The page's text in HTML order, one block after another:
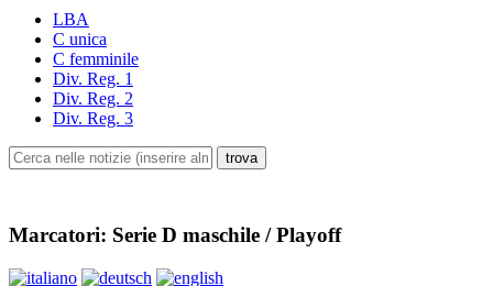
LBA
C unica
C femminile
Div. Reg. 1
Div. Reg. 2
Div. Reg. 3
Marcatori: Serie D maschile / Playoff